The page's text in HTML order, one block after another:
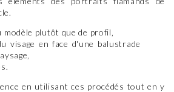
modèle plutôt que de profil,
visage en face d'une balustrade
en utilisant ces procédés tout en y